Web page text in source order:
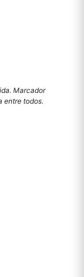
Marcador
entre todos.